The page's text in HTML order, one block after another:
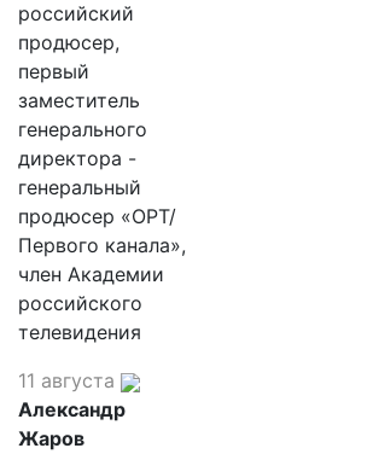
российский
продюсер,
первый
заместитель
генерального
директора -
генеральный
продюсер «ОРТ/
Первого канала»,
член Академии
российского
телевидения
11 августа
Александр
Жаров